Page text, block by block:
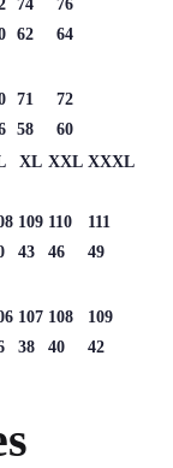
74
76
62
64
71
72
58
60
XL XXL XXXL
109 110
111
43 46
49
107 108
109
38 40 42